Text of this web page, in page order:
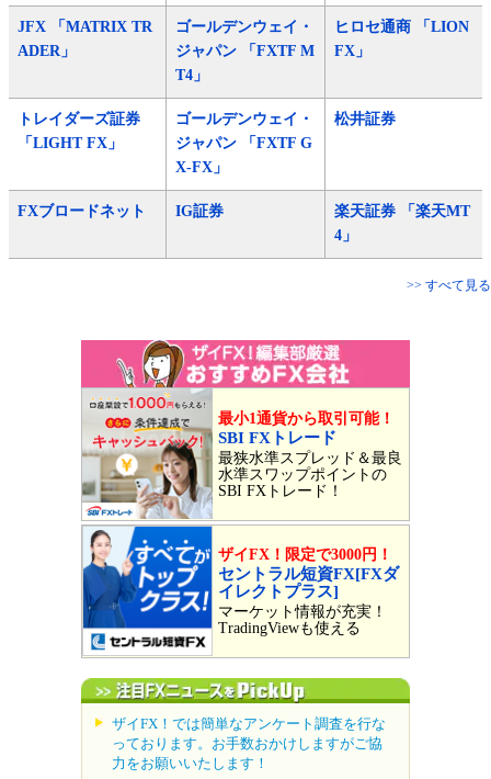
JFX 「MATRIX TR
ADER」
ゴールデンウェイ・
ジャパン 「FXTF M
T4」
ヒロセ通商 「LION
FX」
トレイダーズ証券
「LIGHT FX」
ゴールデンウェイ・
ジャパン 「FXTF G
X-FX」
松井証券
FXブロードネット IG証券
楽天証券 「楽天MT
4」
>> すべて見る
最小1通貨から取引可能！
SBI FXトレード
最狭水準スプレッド＆最良
水準スワップポイントの
SBI FXトレード！
ザイFX！限定で3000円！
セントラル短資FX[FXダ
イレクトプラス]
マーケット情報が充実！
TradingViewも使える
ザイFX！では簡単なアンケート調査を行な
っております。お手数おかけしますがご協
力をお願いいたします！